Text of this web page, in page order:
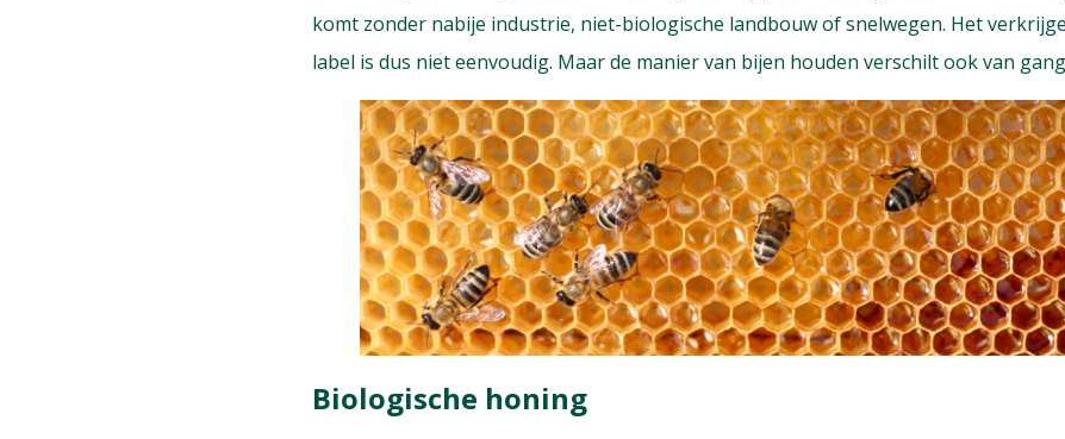
komt zonder nabije industrie, niet-biologische landbouw of snelwegen. Het
label is dus niet eenvoudig. Maar de manier van bijen houden verschilt ook van
Biologische honing